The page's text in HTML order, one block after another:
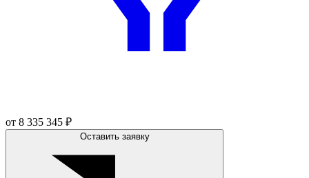
от 8 335 345 ₽
Оставить заявку